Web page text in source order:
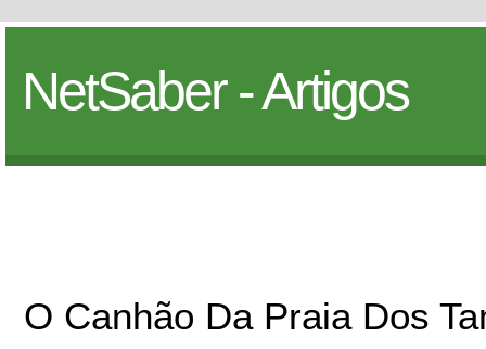
NetSaber - Artigos
O Canhão Da Praia Dos